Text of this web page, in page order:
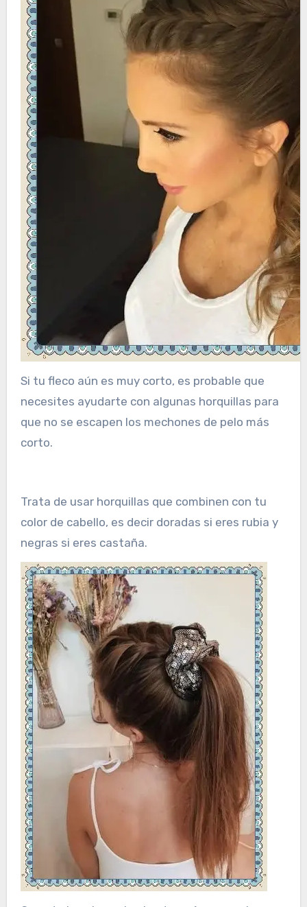
Si tu fleco aún es muy corto, es probable que
necesites ayudarte con algunas horquillas para
que no se escapen los mechones de pelo más
corto.
Trata de usar horquillas que combinen con tu
color de cabello, es decir doradas si eres rubia y
negras si eres castaña.